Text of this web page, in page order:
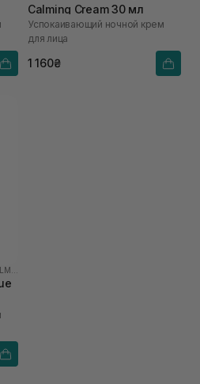
Calming Cream 30 мл
Успокаивающий ночной крем
для лица
1 160₴